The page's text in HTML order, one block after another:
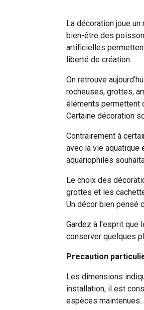
La décoration joue un
bien-être des
artificielles
liberté de création.
On retrouve
rocheuses, grottes,
éléments permettent
Certaine décoration
Contrairement à
avec la vie aquatique
aquariophiles
Le choix des
grottes et les
Un décor bien pensé
Gardez à l'esprit que
conserver quelques
Precaution
Les dimensions
installation, il est
espèces